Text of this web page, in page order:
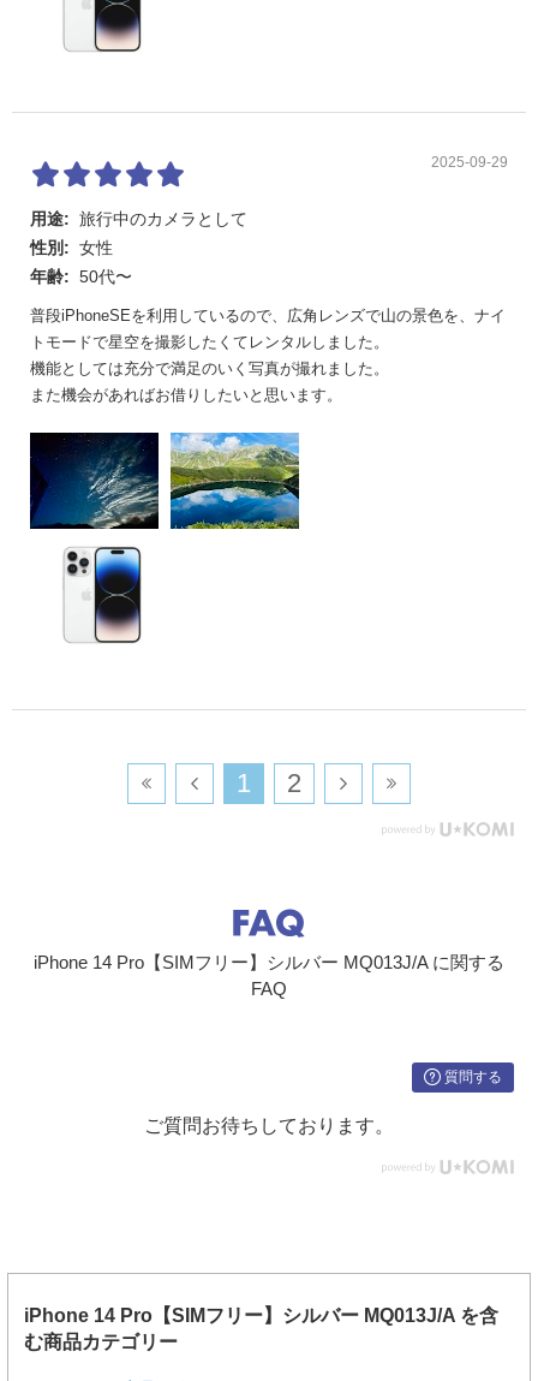
2025-09-29
用途: 旅行中のカメラとして
性別: 女性
年齢: 50代〜
普段iPhoneSEを利用しているので、広角レンズで山の景色を、ナイ
トモードで星空を撮影したくてレンタルしました。
機能としては充分で満足のいく写真が撮れました。
また機会があればお借りしたいと思います。
​1 ​2
iPhone 14 Pro【SIMフリー】シルバー MQ013J/A に関する
FAQ
質問する
ご質問お待ちしております。
iPhone 14 Pro【SIMフリー】シルバー MQ013J/A を含
む商品カテゴリー